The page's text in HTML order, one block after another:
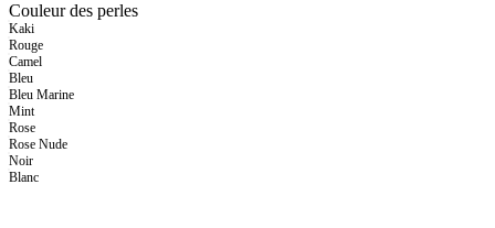
Couleur des perles
Kaki
Rouge
Camel
Bleu
Bleu Marine
Mint
Rose
Rose Nude
Noir
Blanc